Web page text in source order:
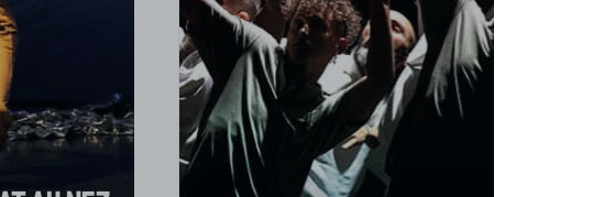
par le
une
notamment accompagné·es par Yann
Frisch, magicien de renommée
internationale. Le résultat est fascinant....
Sam. 16 janvier à 18h00
Salle Jacques Lecoq